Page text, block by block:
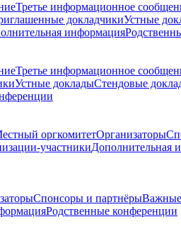
Третье информационное
докладчикиУстные
информация
Третье информационное
Устные докладыСтендовые
оргкомитетОрганизаторы
участникиДополнительная
Спонсоры и партнёры
Родственные конференции